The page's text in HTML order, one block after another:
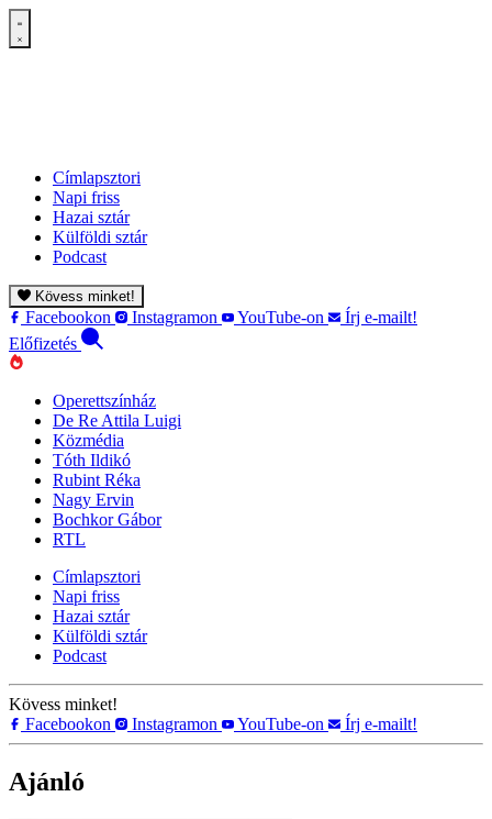
Címlapsztori
Napi friss
Hazai sztár
Külföldi sztár
Podcast
Kövess minket!
Facebookon Instagramon YouTube-on
Írj e-mailt!
Előfizetés
Operettszínház
De Re Attila Luigi
Közmédia
Tóth Ildikó
Rubint Réka
Nagy Ervin
Bochkor Gábor
RTL
Címlapsztori
Napi friss
Hazai sztár
Külföldi sztár
Podcast
Kövess minket!
Facebookon
Instagramon YouTube-on Írj e-mailt!
Ajánló